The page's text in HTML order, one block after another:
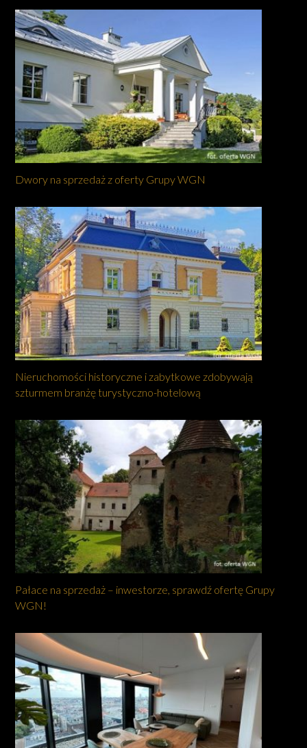
Dwory na sprzedaż z oferty Grupy WGN
Nieruchomości historyczne i zabytkowe zdobywają
szturmem branżę turystyczno-hotelową
Pałace na sprzedaż – inwestorze, sprawdź ofertę Grupy
WGN!